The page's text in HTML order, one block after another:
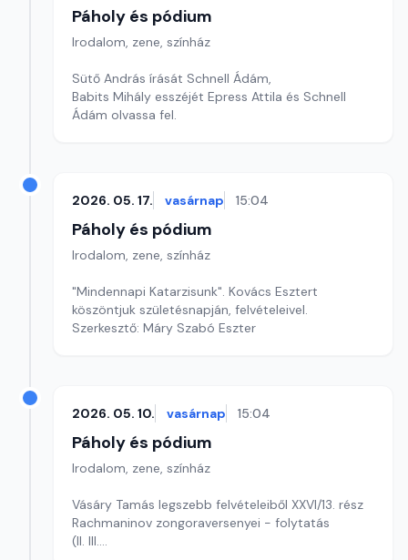
Páholy és pódium
Irodalom, zene, színház
Sütő András írását Schnell Ádám,
Babits Mihály esszéjét Epress Attila és Schnell
Ádám olvassa fel.
2026. 05. 17. vasárnap 15:04
Páholy és pódium
Irodalom, zene, színház
"Mindennapi Katarzisunk". Kovács Esztert
köszöntjuk születésnapján, felvételeivel.
Szerkesztő: Máry Szabó Eszter
2026. 05. 10. vasárnap 15:04
Páholy és pódium
Irodalom, zene, színház
Vásáry Tamás legszebb felvételeiből XXVI/13. rész
Rachmaninov zongoraversenyei - folytatás
(II. III.